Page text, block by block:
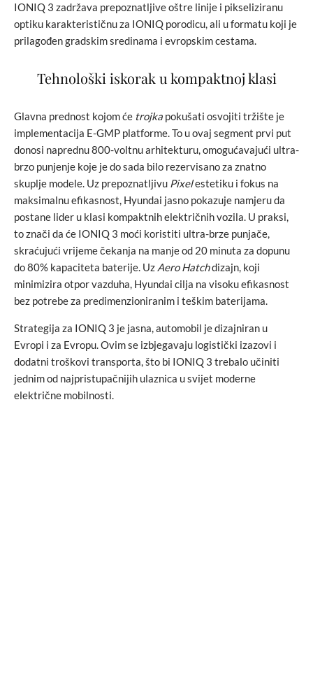
IONIQ 3 zadržava prepoznatljive oštre linije i pikseliziranu
optiku karakterističnu za IONIQ porodicu, ali u formatu koji je
prilagođen gradskim sredinama i evropskim cestama.
Tehnološki iskorak u kompaktnoj klasi
Glavna prednost kojom će trojka pokušati osvojiti tržište je
implementacija E-GMP platforme. To u ovaj segment prvi put
donosi naprednu 800-voltnu arhitekturu, omogućavajući ultra-
brzo punjenje koje je do sada bilo rezervisano za znatno
skuplje modele. Uz prepoznatljivu Pixelestetiku i fokus na
maksimalnu efikasnost, Hyundai jasno pokazuje namjeru da
postane lider u klasi kompaktnih električnih vozila. U praksi,
to znači da će IONIQ 3 moći koristiti ultra-brze punjače,
skraćujući vrijeme čekanja na manje od 20 minuta za dopunu
do 80% kapaciteta baterije. Uz Aero Hatchdizajn, koji
minimizira otpor vazduha, Hyundai cilja na visoku efikasnost
bez potrebe za predimenzioniranim i teškim baterijama.
Strategija za IONIQ 3 je jasna, automobil je dizajniran u
Evropi i za Evropu. Ovim se izbjegavaju logistički izazovi i
dodatni troškovi transporta, što bi IONIQ 3 trebalo učiniti
jednim od najpristupačnijih ulaznica u svijet moderne
električne mobilnosti.